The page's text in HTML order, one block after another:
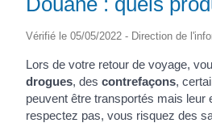
Vérifié le 05/05/2022 - Direction de
Lors de votre retour de voyage,
drogues, des contrefaçons,
peuvent être transportés mais leur
respectez pas, vous risquez des